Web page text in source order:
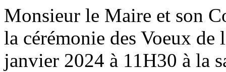
Monsieur le Maire et son
la cérémonie des Voeux
janvier 2024 à 11H30 à la